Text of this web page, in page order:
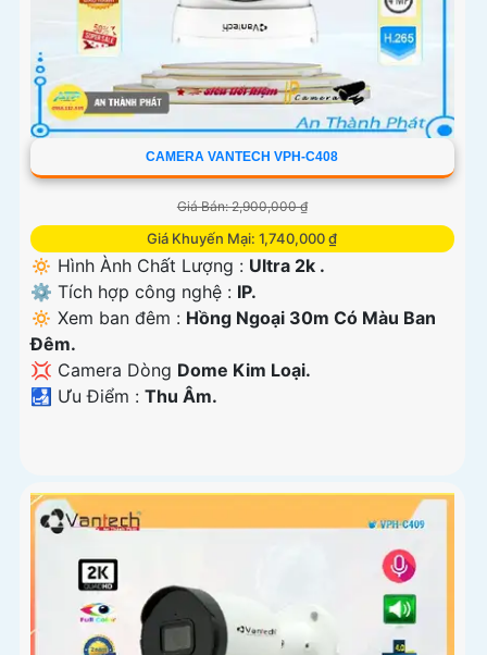
CAMERA VANTECH VPH-C408
Giá Bán: 2,900,000 ₫
Giá Khuyến Mại: 1,740,000 ₫
🔅 Hình Ành Chất Lượng : Ultra 2k .
⚙ Tích hợp công nghệ : IP.
🔅 Xem ban đêm : Hồng Ngoại 30m Có Màu Ban
Đêm.
💢 Camera Dòng Dome Kim Loại.
️🛃 Ưu Điểm : Thu Âm.